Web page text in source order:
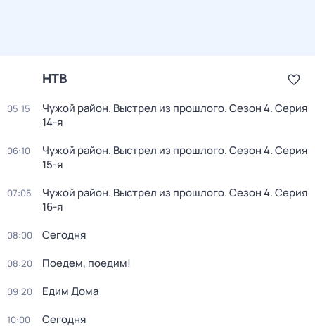
НТВ
05:15 Чужой район. Выстрел из прошлого. Сезон 4. Серия
14-я
06:10 Чужой район. Выстрел из прошлого. Сезон 4. Серия
15-я
07:05 Чужой район. Выстрел из прошлого. Сезон 4. Серия
16-я
08:00 Сегодня
08:20 Поедем, поедим!
09:20 Едим Дома
10:00 Сегодня